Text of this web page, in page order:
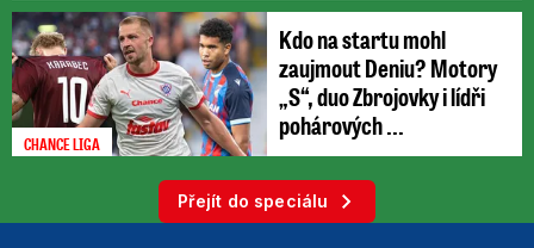
CHANCE LIGA
Kdo na startu mohl
zaujmout Deniu? Motory
„S“, duo Zbrojovky i lídři
pohárových ...
Přejít do speciálu